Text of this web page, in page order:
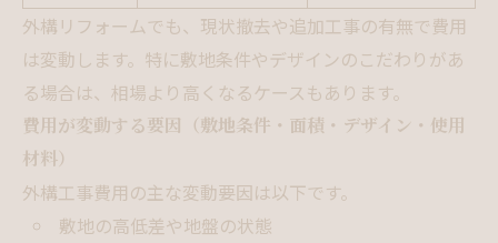
外構リフォームでも、現状撤去や追加工事の有無で費用
は変動します。特に敷地条件やデザインのこだわりがあ
る場合は、相場より高くなるケースもあります。
費用が変動する要因（敷地条件・面積・デザイン・使用
材料）
外構工事費用の主な変動要因は以下です。
敷地の高低差や地盤の状態